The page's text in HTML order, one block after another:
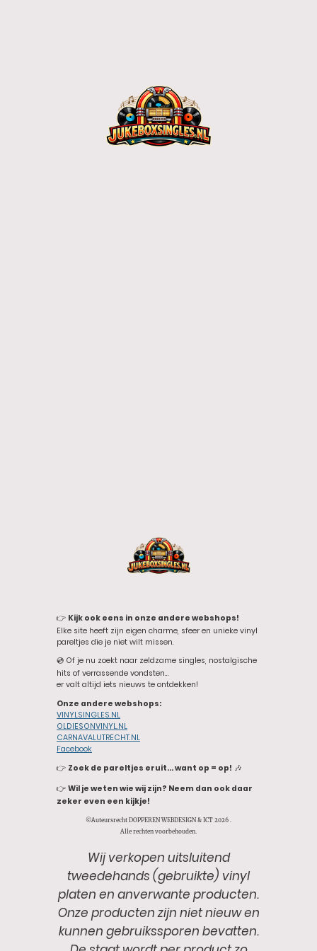
👉 Kijk ook eens in onze andere webshops!
Elke site heeft zijn eigen charme, sfeer en unieke vinyl
pareltjes die je niet wilt missen.
💿 Of je nu zoekt naar zeldzame singles, nostalgische
hits of verrassende vondsten…
er valt altijd iets nieuws te ontdekken!
Onze andere webshops:
VINYLSINGLES.NL
OLDIESONVINYL.NL
CARNAVALUTRECHT.NL
Facebook
👉 Zoek de pareltjes eruit… want op = op! 🎶
👉 Wil je weten wie wij zijn? Neem dan ook daar
zeker even een kijkje!
©Auteursrecht DOPPEREN WEBDESIGN & ICT 2026 .
Alle rechten voorbehouden.
Wij verkopen uitsluitend
tweedehands (gebruikte) vinyl
platen en anverwante producten.
Onze producten zijn niet nieuw en
kunnen gebruikssporen bevatten.